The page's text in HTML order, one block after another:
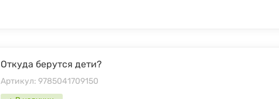
Откуда берутся дети?
Артикул: 9785041709150